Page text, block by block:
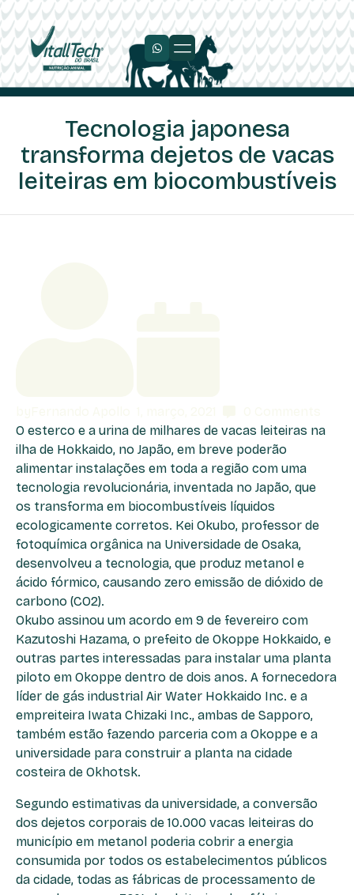
Tecnologia japonesa
transforma dejetos de vacas
leiteiras em biocombustíveis
O esterco e a urina de milhares de vacas leiteiras na
ilha de Hokkaido, no Japão, em breve poderão
alimentar instalações em toda a região com uma
tecnologia revolucionária, inventada no Japão, que
os transforma em biocombustíveis líquidos
ecologicamente corretos. Kei Okubo, professor de
fotoquímica orgânica na Universidade de Osaka,
desenvolveu a tecnologia, que produz metanol e
ácido fórmico, causando zero emissão de dióxido de
carbono (CO2).
Okubo assinou um acordo em 9 de fevereiro com
Kazutoshi Hazama, o prefeito de Okoppe Hokkaido, e
outras partes interessadas para instalar uma planta
piloto em Okoppe dentro de dois anos. A fornecedora
líder de gás industrial Air Water Hokkaido Inc. e a
empreiteira Iwata Chizaki Inc., ambas de Sapporo,
também estão fazendo parceria com a Okoppe e a
universidade para construir a planta na cidade
costeira de Okhotsk.
Segundo estimativas da universidade, a conversão
dos dejetos corporais de 10.000 vacas leiteiras do
município em metanol poderia cobrir a energia
consumida por todos os estabelecimentos públicos
da cidade, todas as fábricas de processamento de